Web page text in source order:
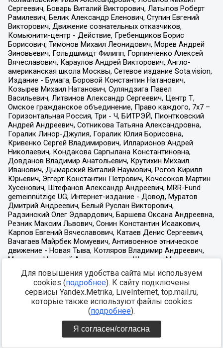
Для повышения удобства сайта мы используем
cookies (подробнее). К сайту подключены
сервисы Yandex.Metrika, LiveInternet, top.mail.ru,
которые также используют файлы cookies
(подробнее).
Я согласен/согласна